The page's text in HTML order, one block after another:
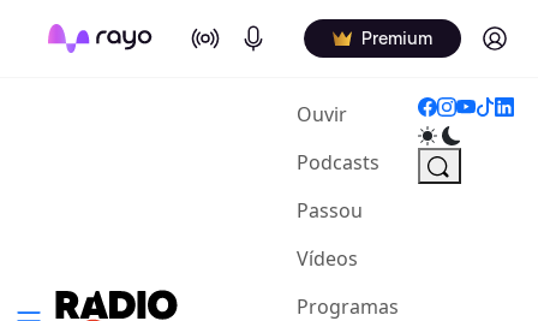
On Air Podcasts Premium Log in
Ouvir(current)
Podcasts
Passou
Vídeos
Programas